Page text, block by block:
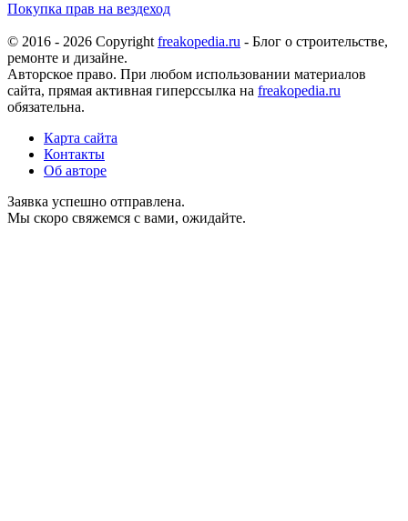
Покупка прав на вездеход
© 2016 - 2026 Copyright freakopedia.ru - Блог о строительстве,
ремонте и дизайне.
Авторское право. При любом использовании материалов
сайта, прямая активная гиперссылка на freakopedia.ru
обязательна.
Карта сайта
Контакты
Об авторе
Заявка успешно отправлена.
Мы скоро свяжемся с вами, ожидайте.